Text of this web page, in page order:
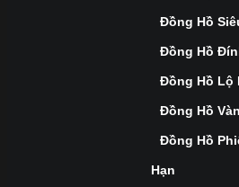
Đồng Hồ
Đồng Hồ
Đồng Hồ Lộ
Đồng Hồ
Đồng Hồ
Hạn